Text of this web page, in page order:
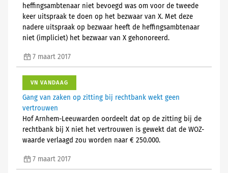
heffingsambtenaar niet bevoegd was om voor de tweede
keer uitspraak te doen op het bezwaar van X. Met deze
nadere uitspraak op bezwaar heeft de heffingsambtenaar
niet (impliciet) het bezwaar van X gehonoreerd.
7 maart 2017
VN VANDAAG
Gang van zaken op zitting bij rechtbank wekt geen
vertrouwen
Hof Arnhem-Leeuwarden oordeelt dat op de zitting bij de
rechtbank bij X niet het vertrouwen is gewekt dat de WOZ-
waarde verlaagd zou worden naar € 250.000.
7 maart 2017